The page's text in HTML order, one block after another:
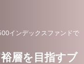
インデックスファンドで
層を目指すブ